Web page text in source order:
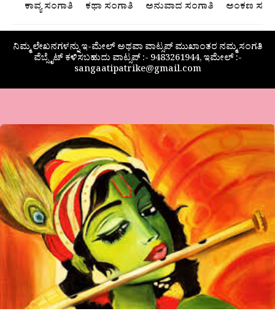
ಕಾವ್ಯ ಸಂಗಾತಿ ಕಥಾ ಸಂಗಾತಿ ಅನುವಾದ ಸಂಗಾತಿ ಅಂಕಣ
ನಿಮ್ಮ ಲೇಖನಗಳನ್ನು ಇ-ಮೇಲ್ ಅಥವಾ ವಾಟ್ಸಪ್ ಮುಖಾಂತರ ನಮ್ಮ ಸಂಗತಿ
ವೆಬ್ಸೈಟ್ ಕಳಿಸಬಹುದು ವಾಟ್ಸಪ್‌ :- 9483261944, ಇಮೇಲ್ :-
sangaatipatrike@gmail.com
ಗಝಲ್